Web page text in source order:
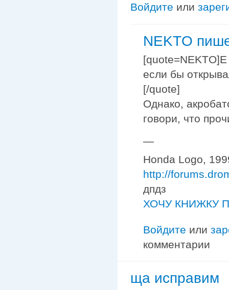
Войдите или
NEKTO
если бы
[/quote]
Однако,
говори, что
—
Honda Logo,
http://
дпдз
ХОЧУ КНИЖКУ
Войдите или
комментарии
ща исправим